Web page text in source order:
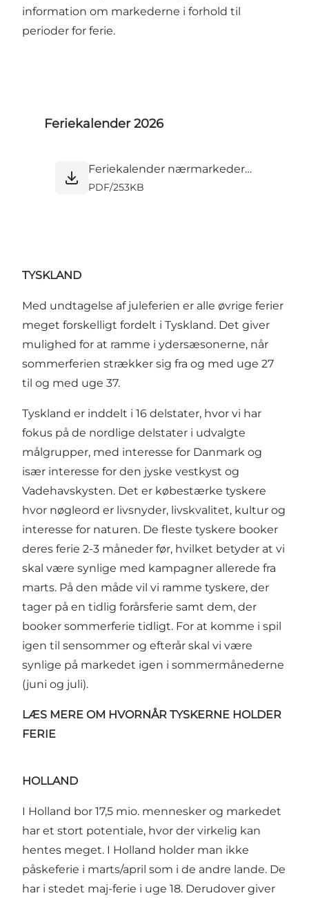
information om markederne i forhold til
perioder for ferie.
Feriekalender 2026
Feriekalender nærmarkeder 2026.pdf
PDF/253KB
TYSKLAND
Med undtagelse af juleferien er alle øvrige ferier
meget forskelligt fordelt i Tyskland. Det giver
mulighed for at ramme i ydersæsonerne, når
sommerferien strækker sig fra og med uge 27
til og med uge 37.
Tyskland er inddelt i 16 delstater, hvor vi har
fokus på de nordlige delstater i udvalgte
målgrupper, med interesse for Danmark og
især interesse for den jyske vestkyst og
Vadehavskysten. Det er købestærke tyskere
hvor nøgleord er livsnyder, livskvalitet, kultur og
interesse for naturen. De fleste tyskere booker
deres ferie 2-3 måneder før, hvilket betyder at vi
skal være synlige med kampagner allerede fra
marts. På den måde vil vi ramme tyskere, der
tager på en tidlig forårsferie samt dem, der
booker sommerferie tidligt. For at komme i spil
igen til sensommer og efterår skal vi være
synlige på markedet igen i sommermånederne
(juni og juli).
LÆS MERE OM HVORNÅR TYSKERNE HOLDER
FERIE
HOLLAND
I Holland bor 17,5 mio. mennesker og markedet
har et stort potentiale, hvor der virkelig kan
hentes meget. I Holland holder man ikke
påskeferie i marts/april som i de andre lande. De
har i stedet maj-ferie i uge 18. Derudover giver